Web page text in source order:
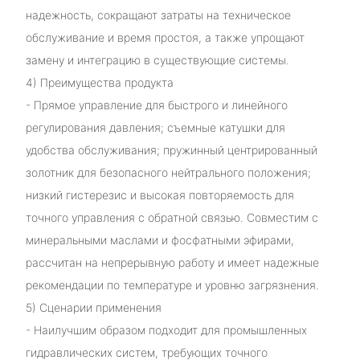
надежность, сокращают затраты на техническое
обслуживание и время простоя, а также упрощают
замену и интеграцию в существующие системы.
4) Преимущества продукта
- Прямое управление для быстрого и линейного
регулирования давления; съемные катушки для
удобства обслуживания; пружинный центрированный
золотник для безопасного нейтрального положения;
низкий гистерезис и высокая повторяемость для
точного управления с обратной связью. Совместим с
минеральными маслами и фосфатными эфирами,
рассчитан на непрерывную работу и имеет надежные
рекомендации по температуре и уровню загрязнения.
5) Сценарии применения
- Наилучшим образом подходит для промышленных
гидравлических систем, требующих точного